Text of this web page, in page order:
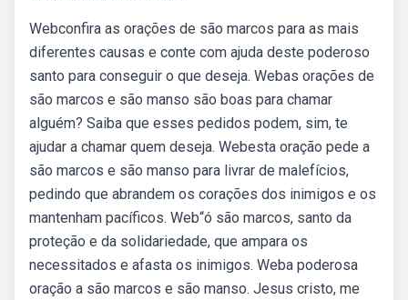
Webconfira as orações de são marcos para as mais
diferentes causas e conte com ajuda deste poderoso
santo para conseguir o que deseja. Webas orações de
são marcos e são manso são boas para chamar
alguém? Saiba que esses pedidos podem, sim, te
ajudar a chamar quem deseja. Webesta oração pede a
são marcos e são manso para livrar de malefícios,
pedindo que abrandem os corações dos inimigos e os
mantenham pacíficos. Web“ó são marcos, santo da
proteção e da solidariedade, que ampara os
necessitados e afasta os inimigos. Weba poderosa
oração a são marcos e são manso. Jesus cristo, me